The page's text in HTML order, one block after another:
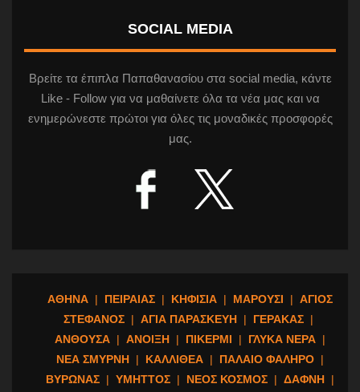
SOCIAL MEDIA
Βρείτε τα έπιπλα Παπαθανασίου στα social media, κάντε
Like - Follow για να μαθαίνετε όλα τα νέα μας και να
ενημερώνεστε πρώτοι για όλες τις μοναδικές προσφορές
μας.
ΑΘΗΝΑ | ΠΕΙΡΑΙΑΣ | ΚΗΦΙΣΙΑ | ΜΑΡΟΥΣΙ | ΑΓΙΟΣ
ΣΤΕΦΑΝΟΣ | ΑΓΙΑ ΠΑΡΑΣΚΕΥΗ | ΓΕΡΑΚΑΣ |
ΑΝΘΟΥΣΑ | ΑΝΟΙΞΗ | ΠΙΚΕΡΜΙ | ΓΛΥΚΑ ΝΕΡΑ |
ΝΕΑ ΣΜΥΡΝΗ | ΚΑΛΛΙΘΕΑ | ΠΑΛΑΙΟ ΦΑΛΗΡΟ |
ΒΥΡΩΝΑΣ | ΥΜΗΤΤΟΣ | ΝΕΟΣ ΚΟΣΜΟΣ | ΔΑΦΝΗ |